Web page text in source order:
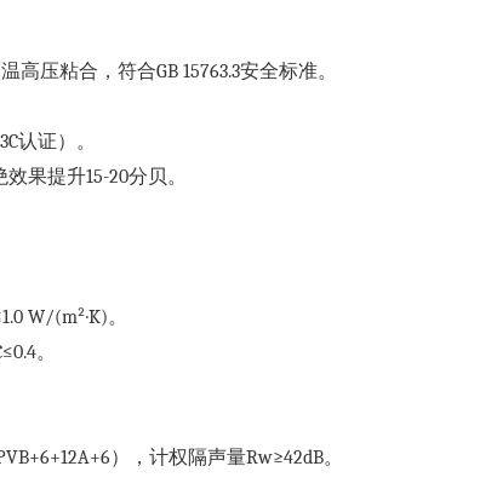
高压粘合，符合GB 15763.3安全标准。
认证）。
果提升15-20分贝。
W/(m²·K)。
。
），计权隔声量Rw≥42dB。